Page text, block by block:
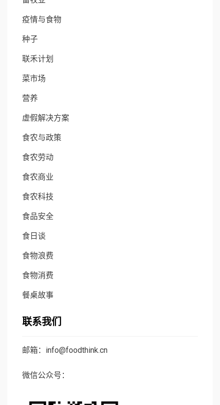
疫情与食物
种子
联禾计划
菜市场
营养
虚假解决方案
食农与政策
食农劳动
食农商业
食农科技
食品安全
食日谈
食物浪费
食物消费
餐桌故事
联系我们
邮箱：info@foodthink.cn
微信公众号：